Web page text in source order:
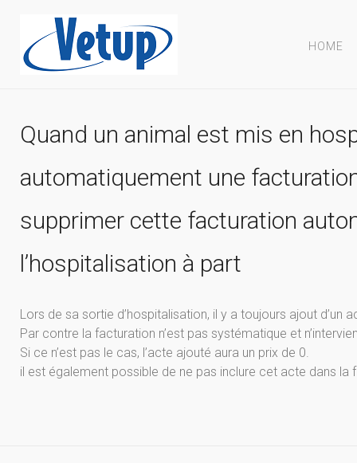
HOME
Quand un animal est mis en
automatiquement une
supprimer cette facturation
l’hospitalisation à part
Lors de sa sortie d’hospitalisation, il y a toujours ajout d’un
Par contre la facturation n’est pas systématique et
Si ce n’est pas le cas, l’acte ajouté aura un prix de 0.
il est également possible de ne pas inclure cet acte dans